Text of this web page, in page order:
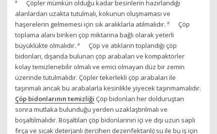
ª Çöpler mümkün olduğu kadar besinlerin hazırlandığı
alanlardan uzakta tutulmalı, kokunun oluşmaması ve
haşerelerin gelmemesi için sık aralıklarla atılmalıdır. ª Çöp
toplama alanı biriken çöp miktarına bağlı olarak yeterli
büyüklükte olmalıdır. ª Çöp ve atıkların toplandığı çöp
bidonları, dışarıda bulunan çöp arabaları ve kompaktörler
kolay temizlenebilir olmalı ve emici olmayan düz bir zemin
üzerinde tutulmalıdır. Çöpler tekerlekli çöp arabaları ile
taşınmalı ancak bu arabalarla kesinlikle yiyecek taşınmamalıdır.
Çöp bidonlarının temizliği Çöp bidonları her dolduruştan
sonra mutlaka bulunduğu yerden uzaklaştırılmalı ve
boşaltılmalıdır. Boşaltılan çöp bidonlarının içi ve dışı uzun saplı
fırça ve sıcak deterjanlı (tercihen dezenfektanlı) su ile bu iş için